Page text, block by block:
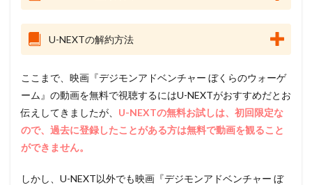
U-NEXTの解約方法
ここまで、映画『デジモンアドベンチャー ぼくらのウォーゲ
ーム』の動画を無料で視聴するにはU-NEXTがおすすめだとお
伝えしてきましたが、 U-NEXTの無料お試しは、初回限定な
ので、過去に登録したことがある方は無料で動画を観ること
ができません。
しかし、U-NEXT以外でも映画『デジモンアドベンチャー ぼ